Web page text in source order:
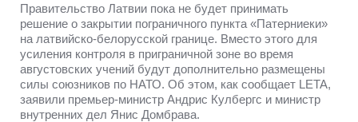
Правительство Латвии пока не будет принимать
решение о закрытии пограничного пункта «Патерниеки»
на латвийско-белорусской границе. Вместо этого для
усиления контроля в приграничной зоне во время
августовских учений будут дополнительно размещены
силы союзников по НАТО. Об этом, как сообщает LETA,
заявили премьер-министр Андрис Кулбергс и министр
внутренних дел Янис Домбрава.